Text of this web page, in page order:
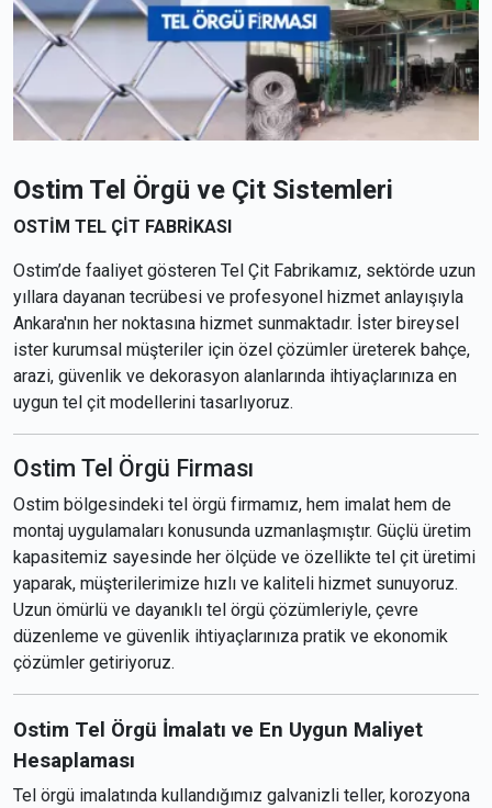
Ostim Tel Örgü ve Çit Sistemleri
OSTİM TEL ÇİT FABRİKASI
Ostim’de faaliyet gösteren Tel Çit Fabrikamız, sektörde uzun
yıllara dayanan tecrübesi ve profesyonel hizmet anlayışıyla
Ankara'nın her noktasına hizmet sunmaktadır. İster bireysel
ister kurumsal müşteriler için özel çözümler üreterek bahçe,
arazi, güvenlik ve dekorasyon alanlarında ihtiyaçlarınıza en
uygun tel çit modellerini tasarlıyoruz.
Ostim Tel Örgü Firması
Ostim bölgesindeki tel örgü firmamız, hem imalat hem de
montaj uygulamaları konusunda uzmanlaşmıştır. Güçlü üretim
kapasitemiz sayesinde her ölçüde ve özellikte tel çit üretimi
yaparak, müşterilerimize hızlı ve kaliteli hizmet sunuyoruz.
Uzun ömürlü ve dayanıklı tel örgü çözümleriyle, çevre
düzenleme ve güvenlik ihtiyaçlarınıza pratik ve ekonomik
çözümler getiriyoruz.
Ostim Tel Örgü İmalatı ve En Uygun Maliyet
Hesaplaması
Tel örgü imalatında kullandığımız galvanizli teller, korozyona